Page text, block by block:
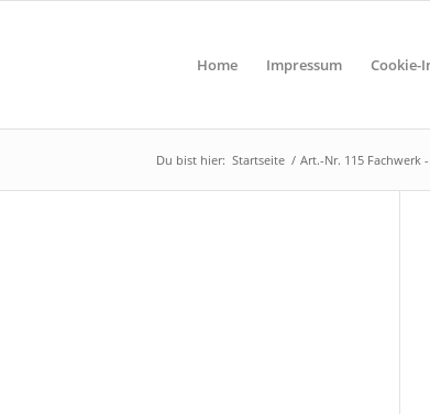
Home Impressum Cookie-
Du bist hier: Startseite / Art.-Nr. 115 Fachwerk